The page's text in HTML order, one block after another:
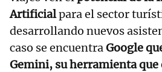
Artificialpara el sector
desarrollando nuevos
caso se encuentraGoogle
Gemini, su herramienta que